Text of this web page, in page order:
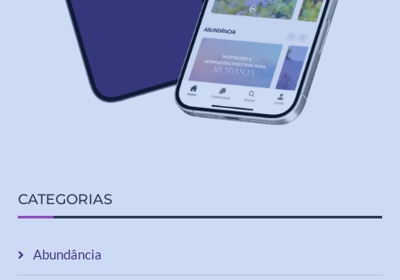
CATEGORIAS
Abundância